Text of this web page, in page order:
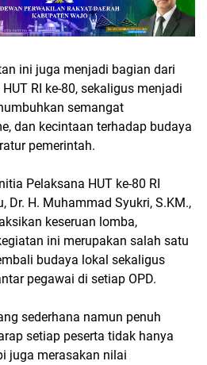
ini juga menjadi bagian dari
RI ke-80, sekaligus menjadi
semangat
dan kecintaan terhadap budaya
pemerintah.
Pelaksana HUT ke-80 RI
Dr. H. Muhammad Syukri, S.KM.,
keseruan lomba,
ini merupakan salah satu
budaya lokal sekaligus
pegawai di setiap OPD.
sederhana namun penuh
setiap peserta tidak hanya
juga merasakan nilai